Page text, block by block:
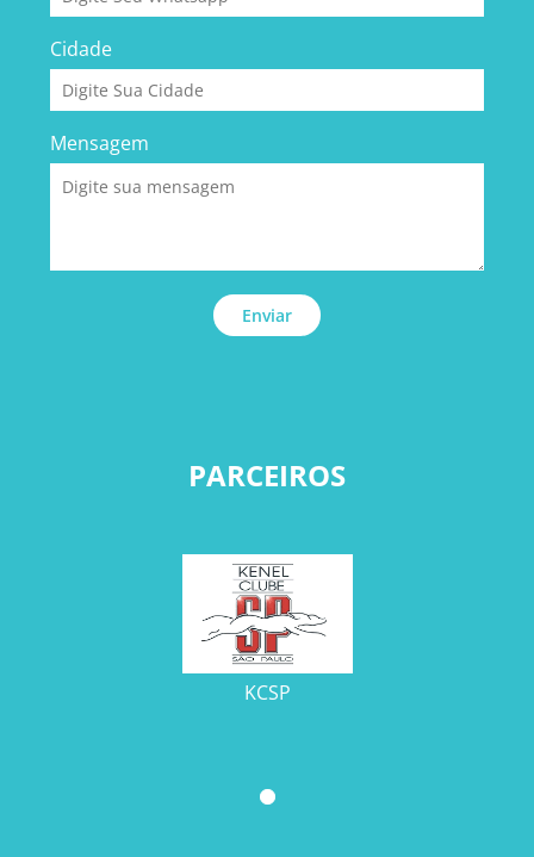
Cidade
Mensagem
Enviar
PARCEIROS
KCSP